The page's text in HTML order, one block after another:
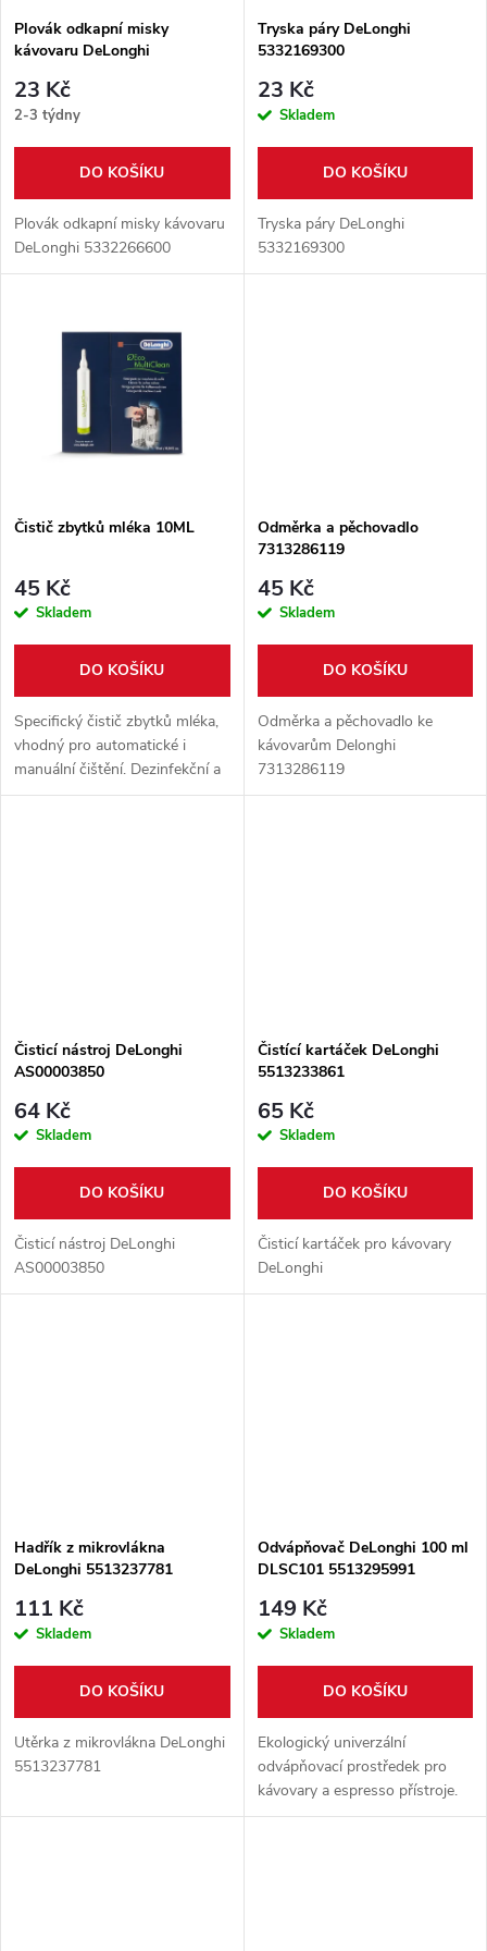
p
r
o
d
u
s
p
r
d
u
Plovák odkapní misky
kávovaru DeLonghi
23 Kč
2-3 týdny
DO KOŠÍKU
Plovák odkapní misky kávovaru
DeLonghi 5332266600
Tryska páry DeLonghi
5332169300
23 Kč
Skladem
DO KOŠÍKU
Tryska páry DeLonghi
5332169300
Čistič zbytků mléka 10ML
45 Kč
Skladem
DO KOŠÍKU
Specifický čistič zbytků mléka,
vhodný pro automatické i
manuální čištění. Dezinfekční a
antibakteriální vlastnosti.
Odměrka a pěchovadlo
7313286119
45 Kč
Skladem
DO KOŠÍKU
Odměrka a pěchovadlo ke
kávovarům Delonghi
7313286119
Čisticí nástroj DeLonghi
AS00003850
64 Kč
Skladem
DO KOŠÍKU
Čisticí nástroj DeLonghi
AS00003850
Čistící kartáček DeLonghi
5513233861
65 Kč
Skladem
DO KOŠÍKU
Čisticí kartáček pro kávovary
DeLonghi
Hadřík z mikrovlákna
DeLonghi 5513237781
111 Kč
Skladem
DO KOŠÍKU
Utěrka z mikrovlákna DeLonghi
5513237781
Odvápňovač DeLonghi 100 ml
DLSC101 5513295991
149 Kč
Skladem
DO KOŠÍKU
Ekologický univerzální
odvápňovací prostředek pro
kávovary a espresso přístroje.
Objem 100 ml.